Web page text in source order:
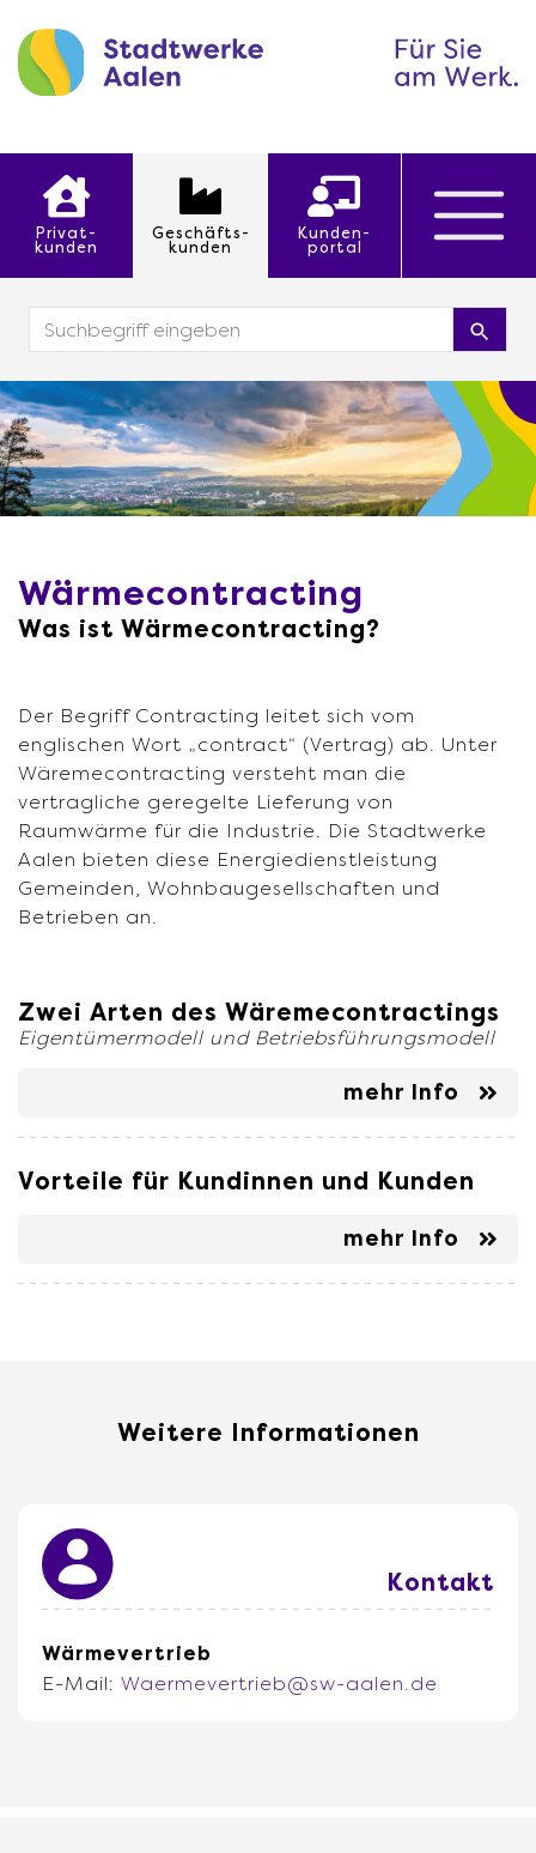
Privat
kunden
Geschäfts
kunden
Kunden
portal
Wärmecontracting
Was ist Wärmecontracting?
Der Begriff Contracting leitet sich vom
englischen Wort „contract“ (Vertrag) ab. Unter
Wäremecontracting versteht man die
vertragliche geregelte Lieferung von
Raumwärme für die Industrie. Die Stadtwerke
Aalen bieten diese Energiedienstleistung
Gemeinden, Wohnbaugesellschaften und
Betrieben an.
Zwei Arten des Wäremecontractings
Eigentümermodell und Betriebsführungsmodell
mehr Info
Vorteile für Kundinnen und Kunden
mehr Info
Weitere Informationen
Kontakt
Wärmevertrieb
E-Mail: Waermevertrieb@sw-aalen.de